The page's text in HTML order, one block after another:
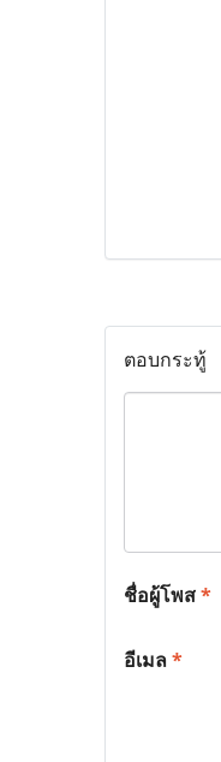
ตอบกระทู้
ชื่อผู้โพส*
อีเมล*